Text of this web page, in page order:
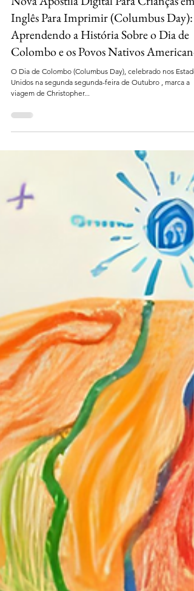
16 de set. de 2025 2 min de leitura
Nova Apostila Digital Para Crianças em
Inglês Para Imprimir (Columbus Day):
Aprendendo a História Sobre o Dia de